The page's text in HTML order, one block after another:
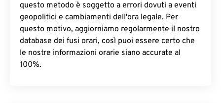
questo metodo è soggetto a errori dovuti a eventi
geopolitici e cambiamenti dell'ora legale. Per
questo motivo, aggiorniamo regolarmente il nostro
database dei fusi orari, così puoi essere certo che
le nostre informazioni orarie siano accurate al
100%.